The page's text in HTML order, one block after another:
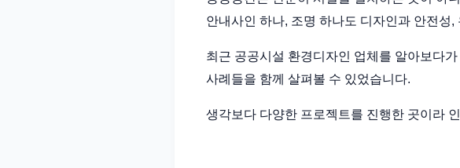
안내사인 하나, 조명 하나도 디자인과 안전성
최근 공공시설 환경디자인 업체를 알아보다
사례들을 함께 살펴볼 수 있었습니다.
생각보다 다양한 프로젝트를 진행한 곳이라